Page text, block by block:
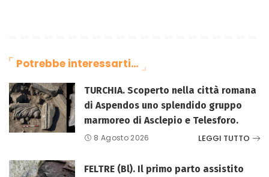
Potrebbe interessarti…
TURCHIA. Scoperto nella città romana
di Aspendos uno splendido gruppo
marmoreo di Asclepio e Telesforo.
8 Agosto 2026 LEGGI TUTTO
FELTRE (Bl). Il primo parto assistito